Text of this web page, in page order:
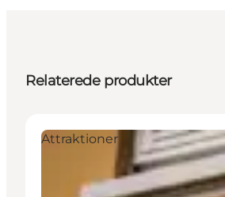
Relaterede produkter
Attraktioner